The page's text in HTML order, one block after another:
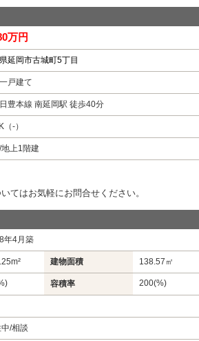
万円
延岡市古城町5丁目
戸建て
日豊本線 南延岡駅 徒歩40分
-）
上1階建
てはお気軽にお問合せください。
年4月築
建物面積 138.57㎡
容積率 200(%)
/相談